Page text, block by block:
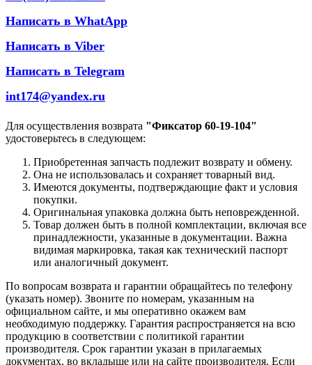
Написать в WhatApp
Написать в Viber
Написать в Telegram
int174@yandex.ru
Для осуществления возврата "Фиксатор 60-19-104"
удостоверьтесь в следующем:
Приобретенная запчасть подлежит возврату и обмену.
Она не использовалась и сохраняет товарный вид.
Имеются документы, подтверждающие факт и условия
покупки.
Оригинальная упаковка должна быть неповрежденной.
Товар должен быть в полной комплектации, включая все
принадлежности, указанные в документации. Важна
видимая маркировка, такая как технический паспорт
или аналогичный документ.
По вопросам возврата и гарантии обращайтесь по телефону
(указать номер). Звоните по номерам, указанным на
официальном сайте, и мы оперативно окажем вам
необходимую поддержку. Гарантия распространяется на всю
продукцию в соответствии с политикой гарантии
производителя. Срок гарантии указан в прилагаемых
документах, во вкладыше или на сайте производителя. Если